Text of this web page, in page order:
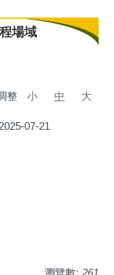
場域
整 小 中 大
2025-07-21
瀏覽數: 261